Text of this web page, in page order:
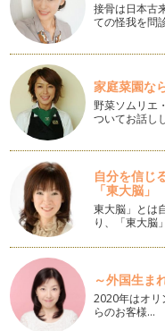
最寄駅から遠い、バス
マイホームへの希望条件
「駅に近いところ」と
マンションはどこで買
「新築マンションはモ
はどこで買うの？」と
収納スペースと家族の関
「マイホームが欲しい
ら？」 そう聞かれて頷
子どもとペット、一緒
内閣府の調査によると
うるおいや安らぎが生
住宅ローン以外にも必
気に入った物件があっ
には、資金計画を立て
接骨は日本古
ての怪我を問
家庭菜園な
野菜ソムリエ
ついてお話し
自分を信じ
「東大脳」
東大脳」とは
り、「東大脳
～外国生ま
2020年はオ
らのお客様…